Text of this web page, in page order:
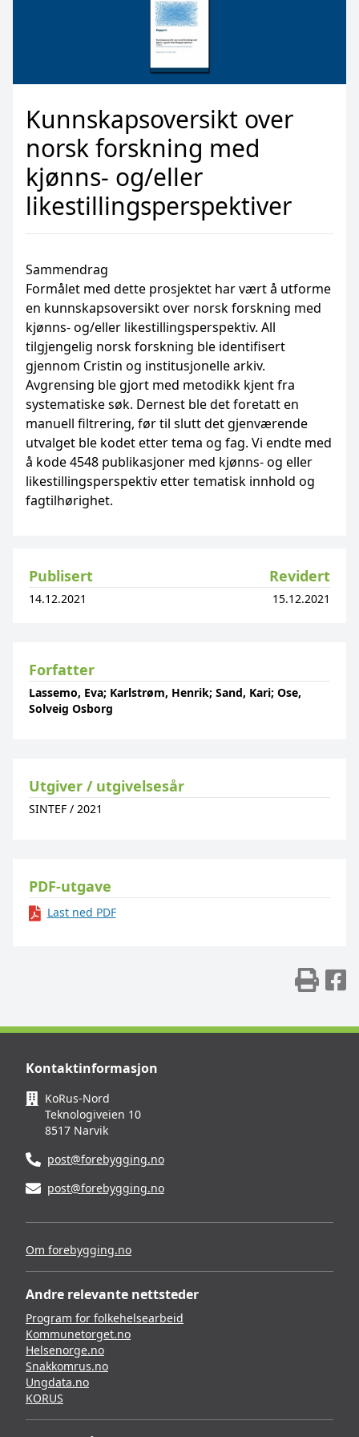
Kunnskapsoversikt over
norsk forskning med
kjønns- og/eller
likestillingsperspektiver
Sammendrag
Formålet med dette prosjektet har vært å utforme
en kunnskapsoversikt over norsk forskning med
kjønns- og/eller likestillingsperspektiv. All
tilgjengelig norsk forskning ble identifisert
gjennom Cristin og institusjonelle arkiv.
Avgrensing ble gjort med metodikk kjent fra
systematiske søk. Dernest ble det foretatt en
manuell filtrering, før til slutt det gjenværende
utvalget ble kodet etter tema og fag. Vi endte med
å kode 4548 publikasjoner med kjønns- og eller
likestillingsperspektiv etter tematisk innhold og
fagtilhørighet.
Publisert Revidert
14.12.2021 15.12.2021
Forfatter
Lassemo, Eva; Karlstrøm, Henrik; Sand, Kari; Ose,
Solveig Osborg
Utgiver / utgivelsesår
SINTEF / 2021
PDF-utgave
Last ned PDF
Kontaktinformasjon
KoRus-Nord
Teknologiveien 10
8517 Narvik
post@forebygging.no
post@forebygging.no
Om forebygging.no
Andre relevante nettsteder
Program for folkehelsearbeid
Kommunetorget.no
Helsenorge.no
Snakkomrus.no
Ungdata.no
KORUS